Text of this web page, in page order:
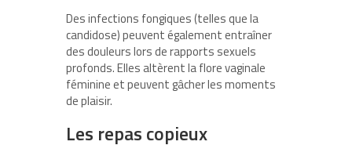
Des infections fongiques (telles que la
candidose) peuvent également entraîner
des douleurs lors de rapports sexuels
profonds. Elles altèrent la flore vaginale
féminine et peuvent gâcher les moments
de plaisir.
Les repas copieux